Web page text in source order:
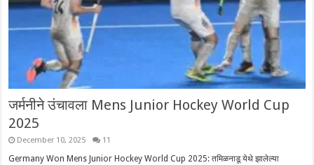
जर्मनीने उंचावला Mens Junior Hockey World Cup
2025
December 10, 2025 11
Germany Won Mens Junior Hockey World Cup 2025: तमिळनाडू येथे झालेल्या